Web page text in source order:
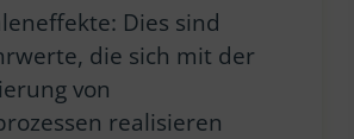
Dies sind
die sich mit der
von
realisieren